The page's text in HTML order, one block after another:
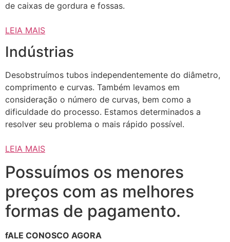
de caixas de gordura e fossas.
LEIA MAIS
Indústrias
Desobstruímos tubos independentemente do diâmetro,
comprimento e curvas. Também levamos em
consideração o número de curvas, bem como a
dificuldade do processo. Estamos determinados a
resolver seu problema o mais rápido possível.
LEIA MAIS
Possuímos os menores
preços com as melhores
formas de pagamento.
fALE CONOSCO AGORA